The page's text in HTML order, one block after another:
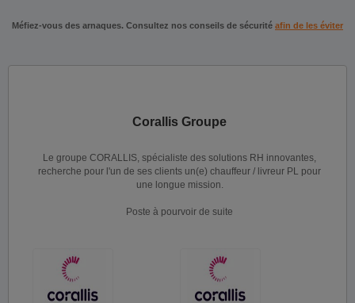
Méfiez-vous des arnaques. Consultez nos conseils de sécurité afin de les éviter
Corallis Groupe
Le groupe CORALLIS, spécialiste des solutions RH innovantes,
recherche pour l'un de ses clients un(e) chauffeur / livreur PL pour
une longue mission.
Poste à pourvoir de suite